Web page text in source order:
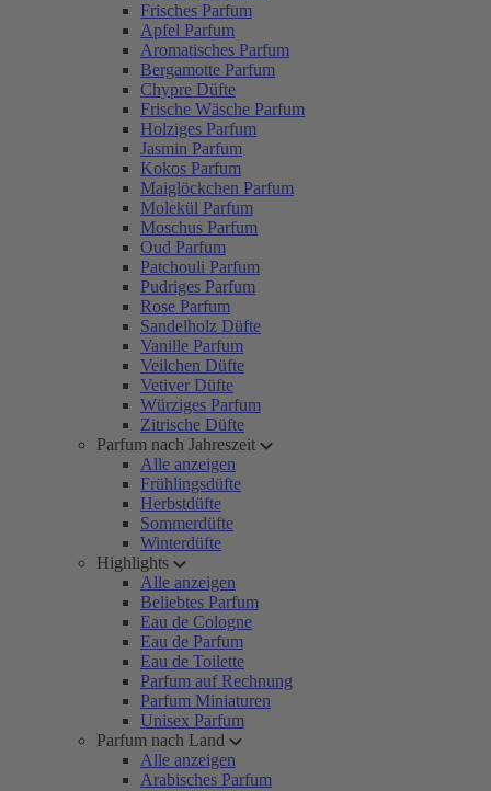
Frisches Parfum
Apfel Parfum
Aromatisches Parfum
Bergamotte Parfum
Chypre Düfte
Frische Wäsche Parfum
Holziges Parfum
Jasmin Parfum
Kokos Parfum
Maiglöckchen Parfum
Molekül Parfum
Moschus Parfum
Oud Parfum
Patchouli Parfum
Pudriges Parfum
Rose Parfum
Sandelholz Düfte
Vanille Parfum
Veilchen Düfte
Vetiver Düfte
Würziges Parfum
Zitrische Düfte
Parfum nach Jahreszeit
Alle anzeigen
Frühlingsdüfte
Herbstdüfte
Sommerdüfte
Winterdüfte
Highlights
Alle anzeigen
Beliebtes Parfum
Eau de Cologne
Eau de Parfum
Eau de Toilette
Parfum auf Rechnung
Parfum Miniaturen
Unisex Parfum
Parfum nach Land
Alle anzeigen
Arabisches Parfum